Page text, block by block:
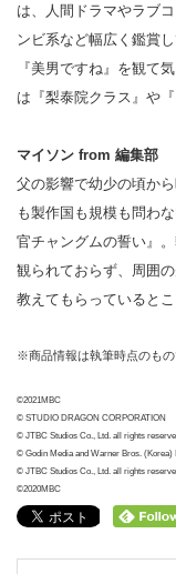
は、人間ドラマやラブ
ンビ系など幅広く鑑賞
『美男ですね』を観て
は『梨泰院クラス』や
マイソン from 編集部
父の影響で幼少の頃か
も製作国も規模も問わ
官チャングムの誓い』
観られておらず、周囲
教えてもらっているとこ
※商品情報は執筆時点のもの
©2021MBC
© STUDIO DRAGON CORPORATION
© JTBC Studios Co., Ltd. all rights
© Godin Media and Warner Bros. (Korea)
© JTBC Studios Co., Ltd. all rights
©2020MBC